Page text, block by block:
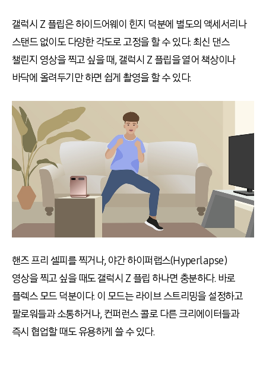
갤럭시 Z 플립은 하이드어웨이 힌지 덕분에 별도의 액세서리나
스탠드 없이도 다양한 각도로 고정을 할 수 있다. 최신 댄스
챌린지 영상을 찍고 싶을 때, 갤럭시 Z 플립을 열어 책상이나
바닥에 올려두기만 하면 쉽게 촬영을 할 수 있다.
핸즈 프리 셀피를 찍거나, 야간 하이퍼랩스(Hyperlapse)
영상을 찍고 싶을 때도 갤럭시 Z 플립 하나면 충분하다. 바로
플렉스 모드 덕분이다. 이 모드는 라이브 스트리밍을 설정하고
팔로워들과 소통하거나, 컨퍼런스 콜로 다른 크리에이터들과
즉시 협업할 때도 유용하게 쓸 수 있다.